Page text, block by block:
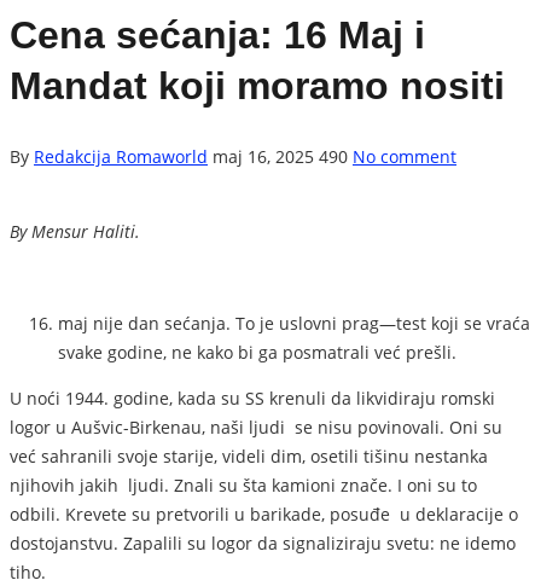
Cena sećanja: 16 Maj i
Mandat koji moramo nositi
By Redakcija Romaworld maj 16, 2025 490 No comment
By Mensur Haliti.
maj nije dan sećanja. To je uslovni prag—test koji se vraća
svake godine, ne kako bi ga posmatrali već prešli.
U noći 1944. godine, kada su SS krenuli da likvidiraju romski
logor u Aušvic-Birkenau, naši ljudi se nisu povinovali. Oni su
već sahranili svoje starije, videli dim, osetili tišinu nestanka
njihovih jakih ljudi. Znali su šta kamioni znače. I oni su to
odbili. Krevete su pretvorili u barikade, posuđe u deklaracije o
dostojanstvu. Zapalili su logor da signaliziraju svetu: ne idemo
tiho.